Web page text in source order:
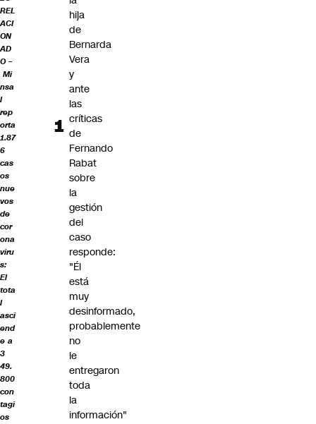
REL
ACI
ON
AD
O –
Mi
nsa
l
rep
orta
1.87
6
cas
os
nue
vos
de
cor
ona
viru
s:
El
tota
l
asci
end
e a
3
49.
800
con
tagi
os
hija
de
Bernarda
Vera
y
ante
las
críticas
de
Fernando
Rabat
sobre
la
gestión
del
caso
responde:
"Él
está
muy
desinformado,
probablemente
no
le
entregaron
toda
la
información"